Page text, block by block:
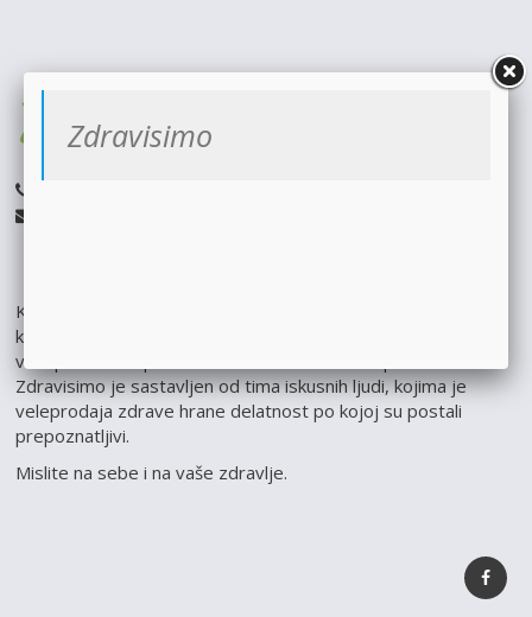
Kod nas ćete naći mnogo korisnih saveta koji će poboljšati
kvalitet vašeg života, kao i proizvode zdrave hrane koji će
vam pomoći da počnete da brinete o sebi na pravi način.
Zdravisimo je sastavljen od tima iskusnih ljudi, kojima je
veleprodaja zdrave hrane delatnost po kojoj su postali
prepoznatljivi.
Mislite na sebe i na vaše zdravlje.
Zdravisimo